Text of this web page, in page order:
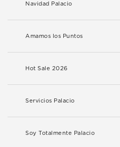
Navidad Palacio
Amamos los Puntos
Hot Sale 2026
Servicios Palacio
Soy Totalmente Palacio